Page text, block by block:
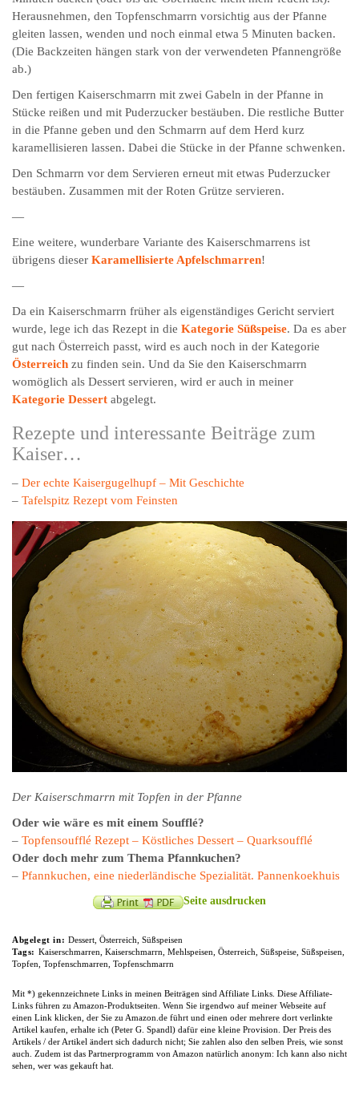
Herausnehmen, den Topfenschmarrn vorsichtig aus der Pfanne
gleiten lassen, wenden und noch einmal etwa 5 Minuten backen.
(Die Backzeiten hängen stark von der verwendeten Pfannengröße
ab.)
Den fertigen Kaiserschmarrn mit zwei Gabeln in der Pfanne in
Stücke reißen und mit Puderzucker bestäuben. Die restliche Butter
in die Pfanne geben und den Schmarrn auf dem Herd kurz
karamellisieren lassen. Dabei die Stücke in der Pfanne schwenken.
Den Schmarrn vor dem Servieren erneut mit etwas Puderzucker
bestäuben. Zusammen mit der Roten Grütze servieren.
—
Eine weitere, wunderbare Variante des Kaiserschmarrens ist
übrigens dieser Karamellisierte Apfelschmarren!
—
Da ein Kaiserschmarrn früher als eigenständiges Gericht serviert
wurde, lege ich das Rezept in die Kategorie Süßspeise. Da es aber
gut nach Österreich passt, wird es auch noch in der Kategorie
Österreich zu finden sein. Und da Sie den Kaiserschmarrn
womöglich als Dessert servieren, wird er auch in meiner
Kategorie Dessert abgelegt.
Rezepte und interessante Beiträge zum
Kaiser…
– Der echte Kaisergugelhupf – Mit Geschichte
– Tafelspitz Rezept vom Feinsten
Der Kaiserschmarrn mit Topfen in der Pfanne
Oder wie wäre es mit einem Soufflé?
– Topfensoufflé Rezept – Köstliches Dessert – Quarksoufflé
Oder doch mehr zum Thema Pfannkuchen?
– Pfannkuchen, eine niederländische Spezialität. Pannenkoekhuis
Seite ausdrucken
Abgelegt in: Dessert, Österreich Süßspeisen
Tags: Kaiserschmarren Kaiserschmarrn Mehlspeisen Österreich Süßspeise, Süßspeisen
Topfen Topfenschmarren Topfenschmarrn
Mit *) gekennzeichnete Links in meinen Beiträgen sind Affiliate Links. Diese Affiliate-
Links führen zu Amazon-Produktseiten. Wenn Sie irgendwo auf meiner Webseite auf
einen Link klicken, der Sie zu Amazon.de führt und einen oder mehrere dort verlinkte
Artikel kaufen, erhalte ich (Peter G. Spandl) dafür eine kleine Provision. Der Preis des
Artikels / der Artikel ändert sich dadurch nicht; Sie zahlen also den selben Preis, wie sonst
auch. Zudem ist das Partnerprogramm von Amazon natürlich anonym: Ich kann also nicht
sehen, wer was gekauft hat.